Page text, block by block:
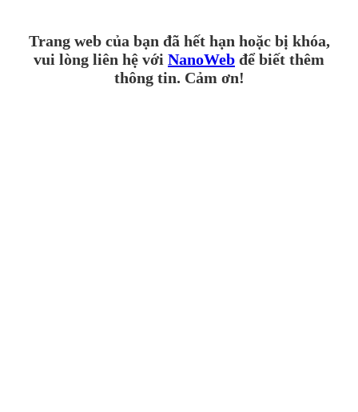
Trang web của bạn đã hết hạn hoặc bị khóa,
vui lòng liên hệ với NanoWeb để biết thêm
thông tin. Cảm ơn!